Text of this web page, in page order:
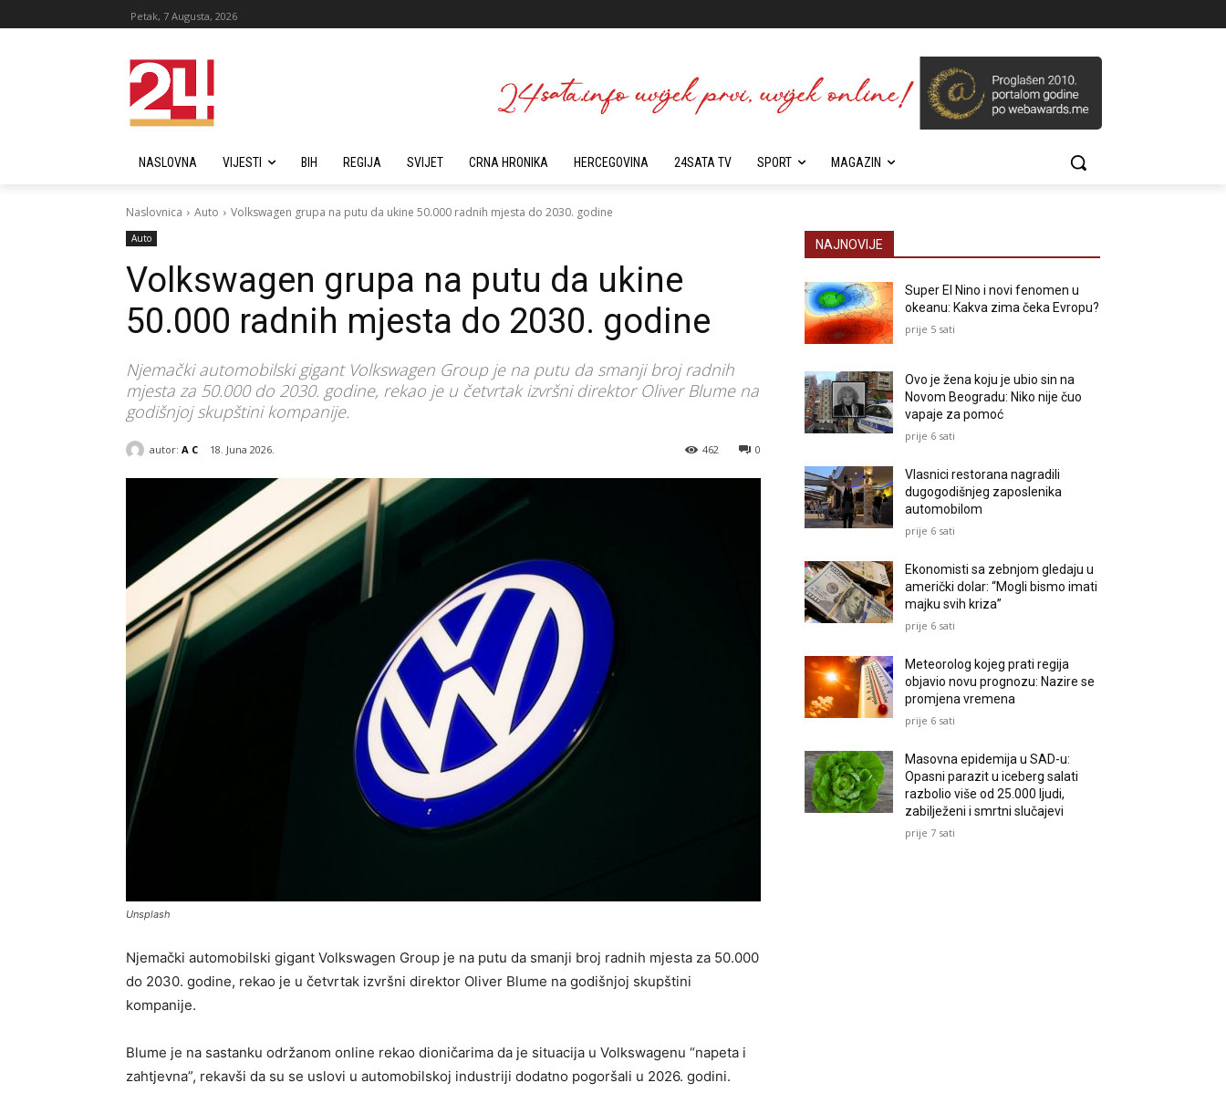
Petak, 7 Augusta, 2026
NASLOVNA VIJESTI BIH REGIJA SVIJET CRNA HRONIKA HERCEGOVINA 24SATA TV SPORT MAGAZIN
Naslovnica Auto Volkswagen grupa na putu da ukine 50.000 radnih mjesta do 2030. godine
Auto
Volkswagen grupa na putu da ukine
50.000 radnih mjesta do 2030. godine
Njemački automobilski gigant Volkswagen Group je na putu da smanji broj radnih
mjesta za 50.000 do 2030. godine, rekao je u četvrtak izvršni direktor Oliver Blume na
godišnjoj skupštini kompanije.
autor: A C 18. Juna 2026. 0
462
Unsplash
Njemački automobilski gigant Volkswagen Group je na putu da smanji broj radnih mjesta za 50.000
do 2030. godine, rekao je u četvrtak izvršni direktor Oliver Blume na godišnjoj skupštini
kompanije.
Blume je na sastanku održanom online rekao dioničarima da je situacija u Volkswagenu “napeta i
zahtjevna”, rekavši da su se uslovi u automobilskoj industriji dodatno pogoršali u 2026. godini.
NAJNOVIJE
Super El Nino i novi fenomen u
okeanu: Kakva zima čeka Evropu?
prije 5 sati
Ovo je žena koju je ubio sin na
Novom Beogradu: Niko nije čuo
vapaje za pomoć
prije 6 sati
Vlasnici restorana nagradili
dugogodišnjeg zaposlenika
automobilom
prije 6 sati
Ekonomisti sa zebnjom gledaju u
američki dolar: “Mogli bismo imati
majku svih kriza”
prije 6 sati
Meteorolog kojeg prati regija
objavio novu prognozu: Nazire se
promjena vremena
prije 6 sati
Masovna epidemija u SAD-u:
Opasni parazit u iceberg salati
razbolio više od 25.000 ljudi,
zabilježeni i smrtni slučajevi
prije 7 sati